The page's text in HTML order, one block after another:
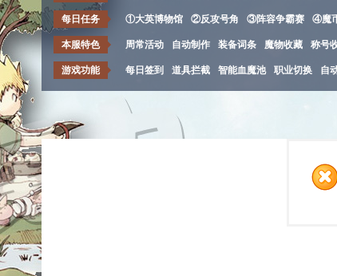
每日任务 ①大英博物馆 ②反攻号角 ③阵容争霸赛 ④魔
本服特色 周常活动 自动制作 装备词条 魔物收藏 称号
游戏功能 每日签到 道具拦截 智能血魔池 职业切换 自